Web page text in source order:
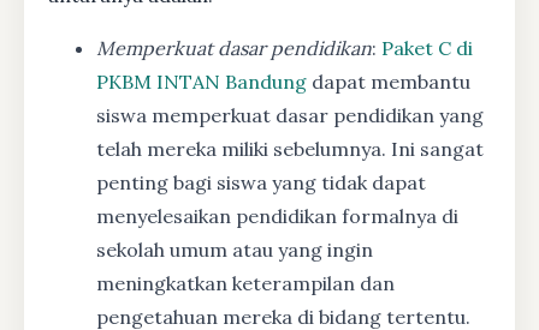
Memperkuat dasar pendidikan: Paket C di
PKBM INTAN Bandung dapat membantu
siswa memperkuat dasar pendidikan yang
telah mereka miliki sebelumnya. Ini sangat
penting bagi siswa yang tidak dapat
menyelesaikan pendidikan formalnya di
sekolah umum atau yang ingin
meningkatkan keterampilan dan
pengetahuan mereka di bidang tertentu.